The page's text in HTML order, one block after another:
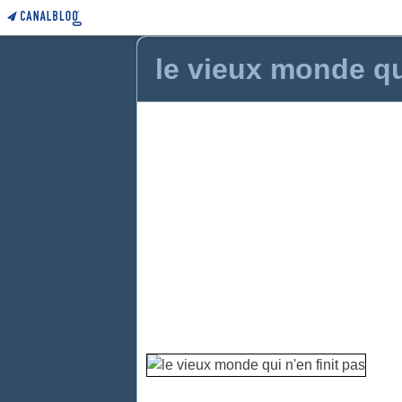
le vieux monde